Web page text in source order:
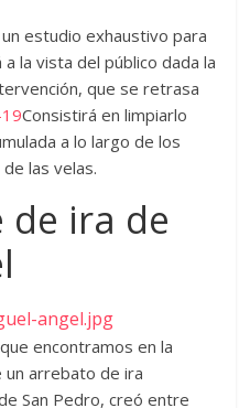
estudio exhaustivo para
la vista del público dada la
que se retrasa
19Consistirá en limpiarlo
a lo largo de los
las velas.
ira de
encontramos en la
un arrebato de ira
San Pedro, creó entre